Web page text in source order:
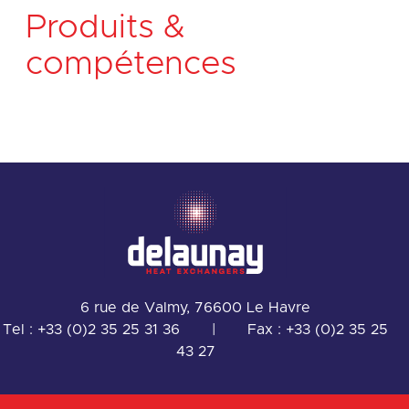
Produits &
compétences
6 rue de Valmy, 76600 Le Havre
Tel : +33 (0)2 35 25 31 36
Fax : +33 (0)2 35 25
43 27